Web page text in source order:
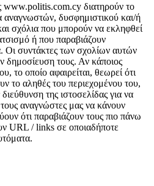
www.politis.com.cy διατηρούν το
αναγνωστών, δυσφημιστικού και/ή
σχόλια που μπορούν να εκληφθεί
ή που παραβιάζουν
Οι συντάκτες των σχολίων αυτών
δημοσίευση τους. Αν κάποιος
το οποίο αφαιρείται, θεωρεί ότι
το αληθές του περιεχομένου του,
της ιστοσελίδας για να
αναγνώστες μας να κάνουν
ότι παραβιάζουν τους πιο πάνω
URL / links σε οποιαδήποτε